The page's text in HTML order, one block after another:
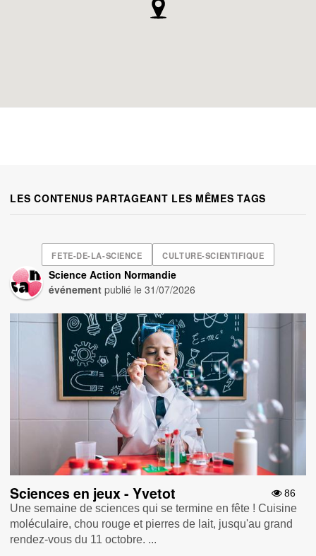
LES CONTENUS PARTAGEANT LES MÊMES TAGS
FETE-DE-LA-SCIENCE CULTURE-SCIENTIFIQUE
Science Action Normandie
événement publié le31/07/2026
86
Sciences en jeux - Yvetot
Une semaine de sciences qui se termine en fête ! Cuisine
moléculaire, chou rouge et pierres de lait, jusqu'au grand
rendez-vous du 11 octobre. ...